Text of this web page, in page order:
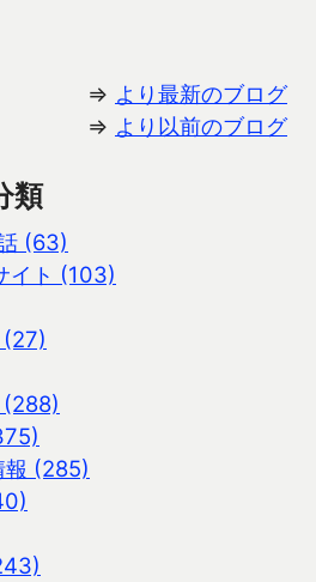
⇒ より最新のブログ
⇒ より以前のブログ
類
(63)
イト (103)
(27)
(288)
報 (285)